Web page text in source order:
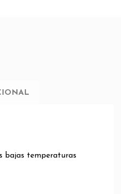
bajas temperaturas